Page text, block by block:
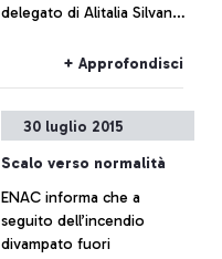
delegato di Alitalia Silvano
non intende commentare le
+ Approfondisci
30 luglio 2015
Scalo verso normalità
ENAC informa che a
seguito dell’incendio
divampato fuori